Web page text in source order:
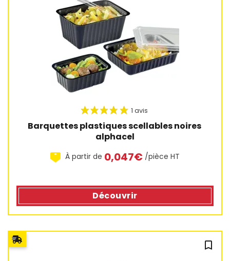
Barquettes plastiques scellables noires
alphacel
À partir de 0,047€ /pièce HT
Découvrir
bookmark_outline